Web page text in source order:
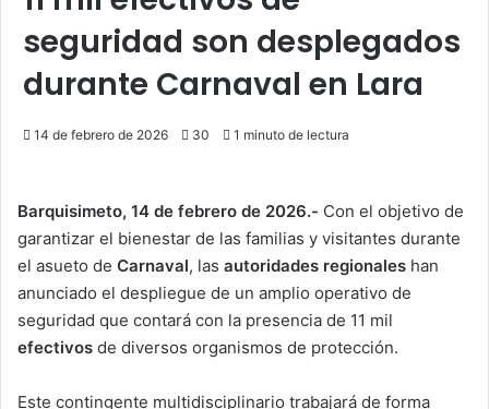
seguridad son desplegados
durante Carnaval en Lara
14 de febrero de 2026 30 1 minuto de lectura
Barquisimeto, 14 de febrero de 2026.- Con el objetivo de
garantizar el bienestar de las familias y visitantes durante
el asueto de Carnaval, las autoridades regionales han
anunciado el despliegue de un amplio operativo de
seguridad que contará con la presencia de 11 mil
efectivos de diversos organismos de protección.
Este contingente multidisciplinario trabajará de forma